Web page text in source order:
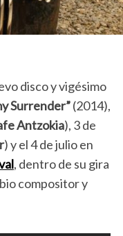
disco y vigésimo
Surrender”(2014),
Antzokia), 3 de
) y el 4 de julio en
, dentro de su gira
compositor y